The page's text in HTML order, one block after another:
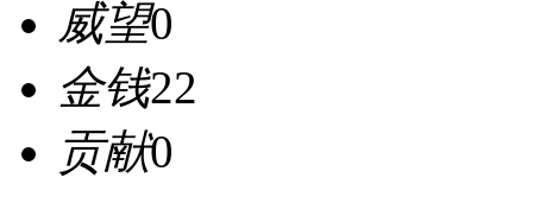
威望0
金钱22
贡献0